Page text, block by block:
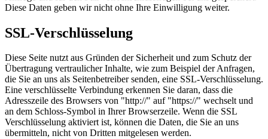
Diese Daten geben wir nicht ohne Ihre Einwilligung weiter.
SSL-Verschlüsselung
Diese Seite nutzt aus Gründen der Sicherheit und zum Schutz der
Übertragung vertraulicher Inhalte, wie zum Beispiel der Anfragen,
die Sie an uns als Seitenbetreiber senden, eine SSL-Verschlüsselung.
Eine verschlüsselte Verbindung erkennen Sie daran, dass die
Adresszeile des Browsers von "http://" auf "https://" wechselt und
an dem Schloss-Symbol in Ihrer Browserzeile. Wenn die SSL
Verschlüsselung aktiviert ist, können die Daten, die Sie an uns
übermitteln, nicht von Dritten mitgelesen werden.